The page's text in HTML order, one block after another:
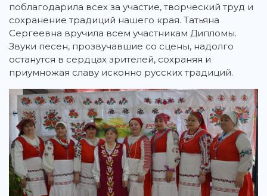
поблагодарила всех за участие, творческий труд и
сохранение традиций нашего края. Татьяна
Сергеевна вручила всем участникам Дипломы.
Звуки песен, прозвучавшие со сцены, надолго
останутся в сердцах зрителей, сохраняя и
приумножая славу исконно русских традиций.